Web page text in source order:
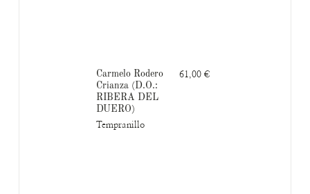
Carmelo Rodero
Crianza (D.O.:
RIBERA DEL
DUERO)
Tempranillo
61,00 €